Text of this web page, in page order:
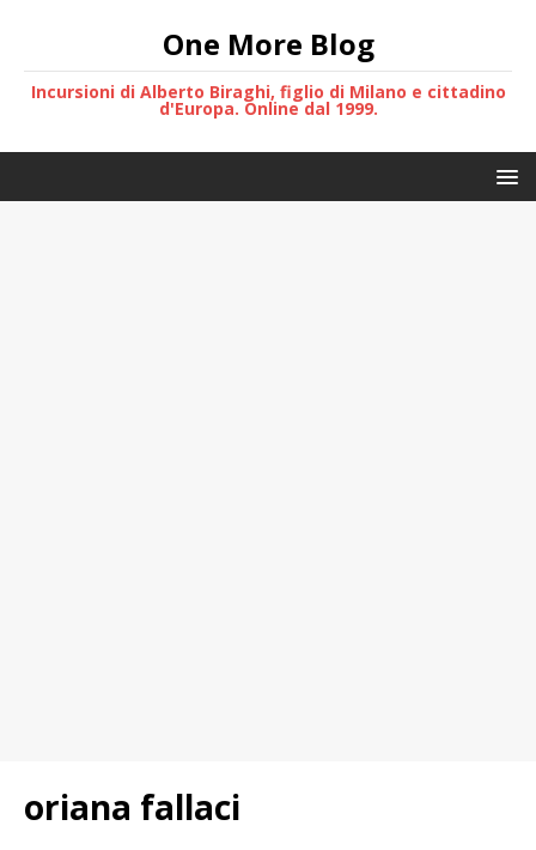
One More Blog
Incursioni di Alberto Biraghi, figlio di Milano e cittadino
d'Europa. Online dal 1999.
oriana fallaci